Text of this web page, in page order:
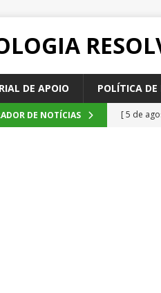
DE APOIO POLÍTICA DE
DE NOTÍCIAS [ 5 de